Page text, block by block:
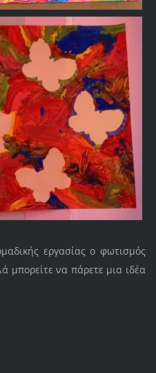
εργασίας ο φωτισμός
μπορείτε να πάρετε μια ιδέα